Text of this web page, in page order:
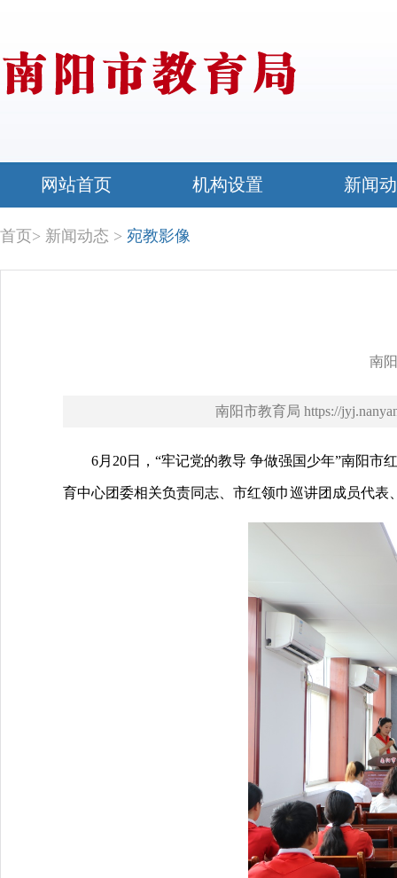
网站首页 机构设置 新闻
首页> 新闻动态 > 宛教影像
南
南阳市教育局 https://
6月20日，“牢记党的教导 争做强国少年”南阳市
育中心团委相关负责同志、市红领巾巡讲团成员代